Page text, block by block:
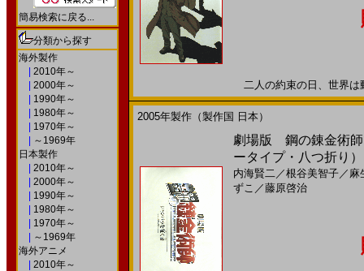
簡易検索に戻る...
分類から探す
海外製作
2010年～
2000年～
1990年～
1980年～
1970年～
～1969年
日本製作
2010年～
2000年～
1990年～
1980年～
1970年～
～1969年
海外アニメ
2010年～
二人の約束の日、世界
2005年製作（製作国 日本）
劇場版 鋼の錬金術
ータイプ・八つ折り）
内海賢二／根谷美智子／ 麻
ずこ ／藤原啓治